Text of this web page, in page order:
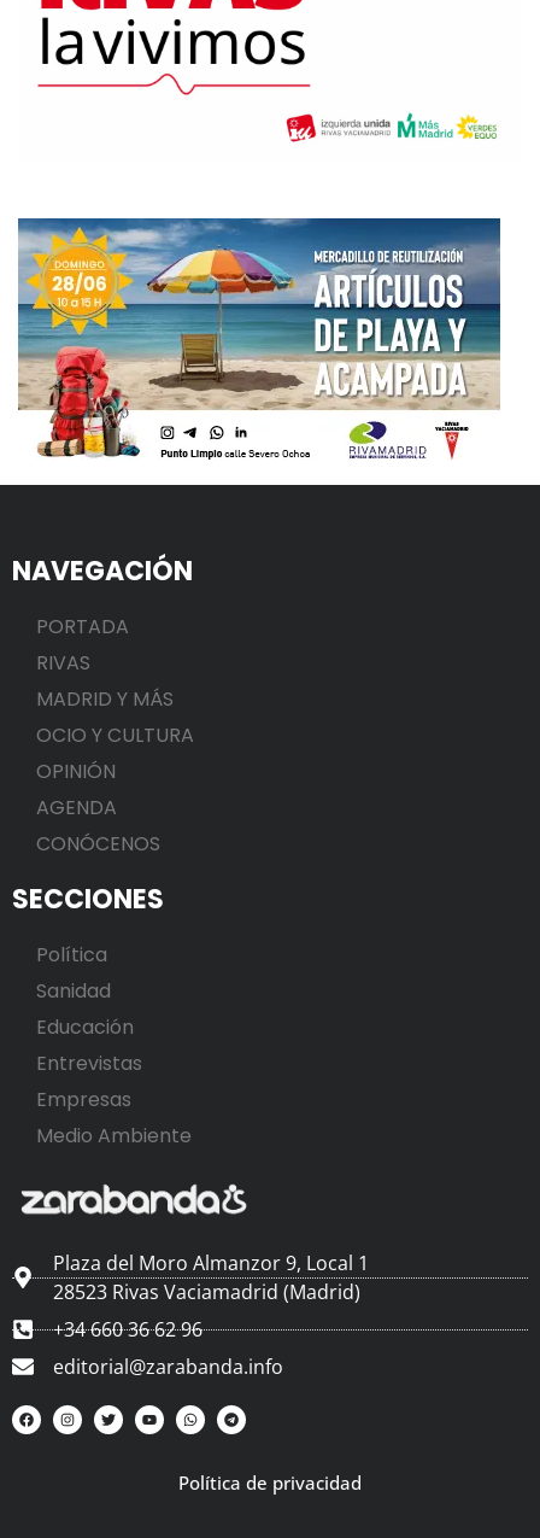
NAVEGACIÓN
PORTADA
RIVAS
MADRID Y MÁS
OCIO Y CULTURA
OPINIÓN
AGENDA
CONÓCENOS
SECCIONES
Política
Sanidad
Educación
Entrevistas
Empresas
Medio Ambiente
Plaza del Moro Almanzor 9, Local 1
28523 Rivas Vaciamadrid (Madrid)
+34 660 36 62 96
editorial@zarabanda.info
Política de privacidad